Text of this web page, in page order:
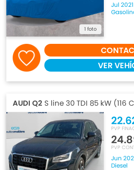
1 foto
Jul 2021
VER
AUDI Q2 S line 30 TDI 85 kW (116
PVP
PVP
Jun
Diesel